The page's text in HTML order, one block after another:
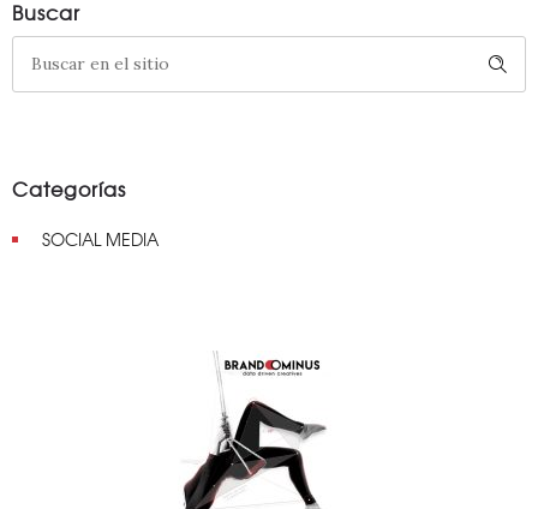
Buscar
Categorías
SOCIAL MEDIA